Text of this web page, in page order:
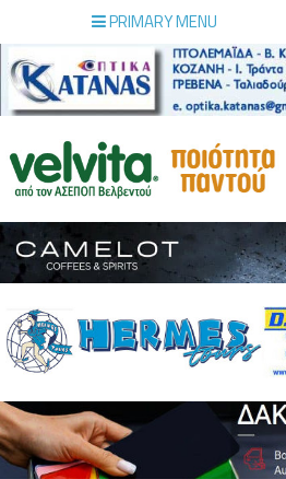
PRIMARY MENU